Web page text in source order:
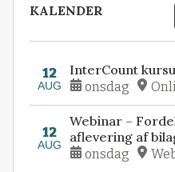
KALENDER
12
AUG
InterCount
onsdag
12
AUG
Webinar –
aflevering af
onsdag